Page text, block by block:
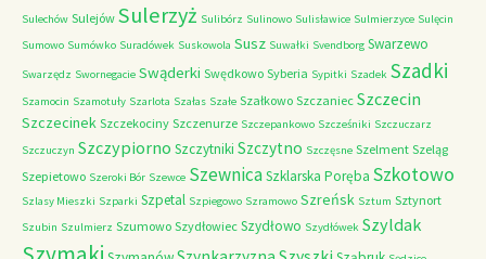
Sulechów Sulejów Sulerzyż Sulibórz Sulinowo Sulisławice Sulmierzyce Sulęcin
Sumowo Sumówko Suradówek Suskowola Susz Suwałki Svendborg Swarzewo
Swarzędz Swornegacie Swąderki Swędkowo Syberia Sypitki Szadek Szadki
Szamocin Szamotuły Szarlota Szałas Szałe Szałkowo Szczaniec Szczecin
Szczecinek Szczekociny Szczenurze Szczepankowo Szcześniki Szczuczarz
Szczuczyn Szczypiorno Szczytniki Szczytno Szczęsne Szelment Szeląg
Szepietowo Szeroki Bór Szewce SzewnicaSzklarska Poręba Szkotowo
Szlasy Mieszki Szparki Szpetal Szpiegowo Szramowo Szreńsk Sztum Sztynort
Szubin Szulmierz Szumowo Szydłowiec Szydłowo Szydłówek Szyldak